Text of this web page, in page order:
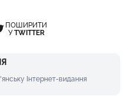
ПОШИРИТИ
УTWITTER
Інтернет-видання